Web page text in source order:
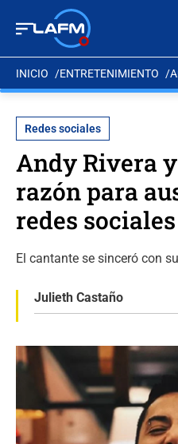
INICIO ENTRETENIMIENTO
Redes sociales
Andy Rivera
razón para
redes sociales
El cantante se sinceró con
Julieth Castaño